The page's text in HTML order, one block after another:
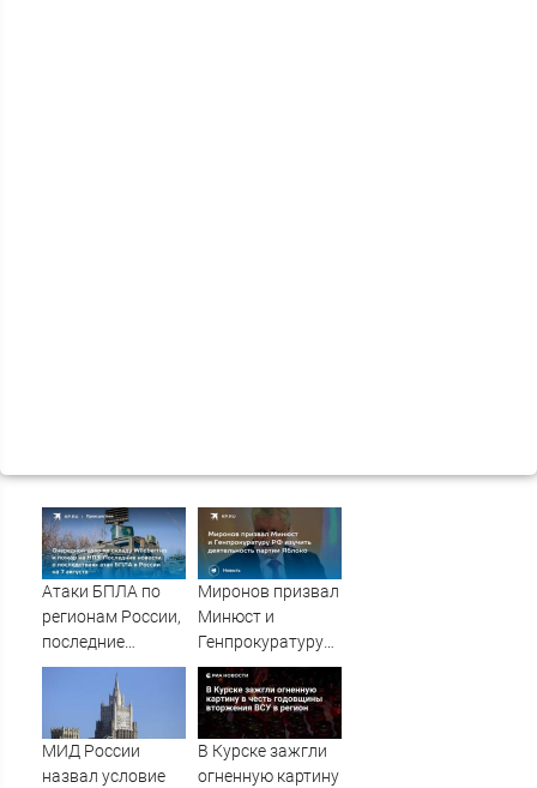
Атаки БПЛА по
регионам России,
последние
новости на 7
августа 2026:
последствия,
атаки на склады
Миронов призвал
Минюст и
Генпрокуратуру
РФ изучить
деятельность
партии Яблоко
МИД России
назвал условие
В Курске зажгли
огненную картину